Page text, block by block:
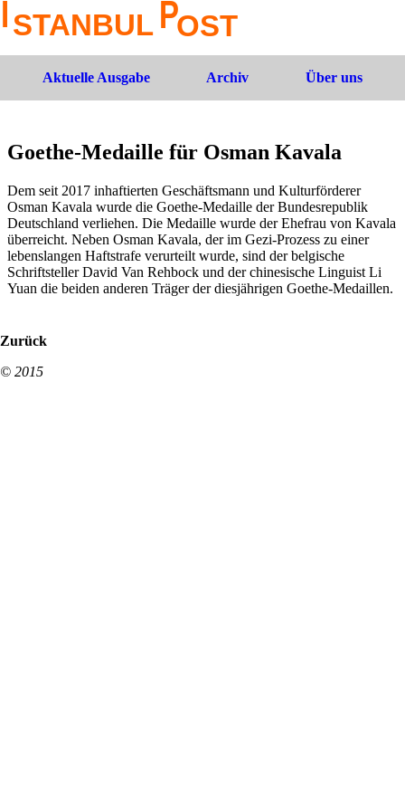
Aktuelle Ausgabe Archiv Über uns
Goethe-Medaille für Osman Kavala
Dem seit 2017 inhaftierten Geschäftsmann und Kulturförderer
Osman Kavala wurde die Goethe-Medaille der Bundesrepublik
Deutschland verliehen. Die Medaille wurde der Ehefrau von Kavala
überreicht. Neben Osman Kavala, der im Gezi-Prozess zu einer
lebenslangen Haftstrafe verurteilt wurde, sind der belgische
Schriftsteller David Van Rehbock und der chinesische Linguist Li
Yuan die beiden anderen Träger der diesjährigen Goethe-Medaillen.
Zurück
© 2015